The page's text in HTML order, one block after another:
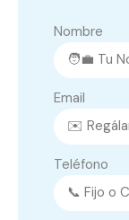
Nombre
Email
Teléfono